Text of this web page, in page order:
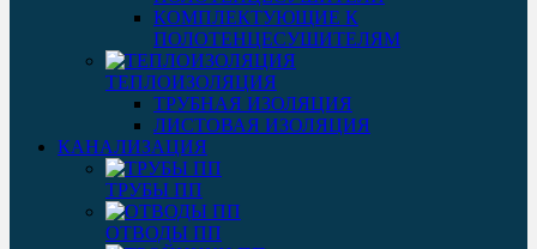
КОМПЛЕКТУЮЩИЕ К
ПОЛОТЕНЦЕСУШИТЕЛЯМ
ТЕПЛОИЗОЛЯЦИЯ
ТРУБНАЯ ИЗОЛЯЦИЯ
ЛИСТОВАЯ ИЗОЛЯЦИЯ
КАНАЛИЗАЦИЯ
ТРУБЫ ПП
ОТВОДЫ ПП